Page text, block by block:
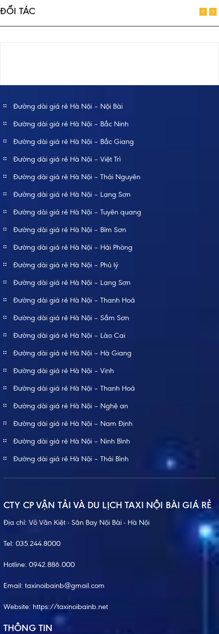
ĐỐI TÁC
Đường dài giá rẻ Hà Nội – Nội Bài
Đường dài giá rẻ Hà Nội – Bắc Ninh
Đường dài giá rẻ Hà Nội – Bắc Giang
Đường dài giá rẻ Hà Nội – Việt Trì
Đường dài giá rẻ Hà Nội – Thái Nguyên
Đường dài giá rẻ Hà Nội – Lạng Sơn
Đường dài giá rẻ Hà Nội – Tuyên quang
Đường dài giá rẻ Hà Nội – Bỉm Sơn
Đường dài giá rẻ Hà Nội – Hải Phòng
Đường dài giá rẻ Hà Nội – Phủ lý
Đường dài giá rẻ Hà Nội – Lạng Sơn
Đường dài giá rẻ Hà Nội – Thanh Hoá
Đường dài giá rẻ Hà Nội – Sầm Sơn
Đường dài giá rẻ Hà Nội – Lào Cai
Đường dài giá rẻ Hà Nội – Hà Giang
Đường dài giá rẻ Hà Nội – Vinh
Đường dài giá rẻ Hà Nội – Thanh Hoá
Đường dài giá rẻ Hà Nội – Nghệ an
Đường dài giá rẻ Hà Nội – Nam Định
Đường dài giá rẻ Hà Nội – Ninh Bình
Đường dài giá rẻ Hà Nội – Thái Bình
CTY CP VẬN TẢI VÀ DU LỊCH TAXI NỘI BÀI GIÁ RẺ
Địa chỉ: Võ Văn Kiệt - Sân Bay Nội Bài - Hà Nội
Tel: 035.244.8000
Hotline: 0942.886.000
Email: taxinoibainb@gmail.com
Website: https://taxinoibainb.net
THÔNG TIN